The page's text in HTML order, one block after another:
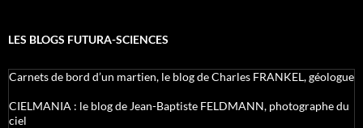
LES BLOGS FUTURA-SCIENCES
Carnets de bord d’un martien, le blog de Charles FRANKEL, géologue
CIELMANIA : le blog de Jean-Baptiste FELDMANN, photographe du
ciel